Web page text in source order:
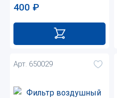
400 ₽
Арт. 650029